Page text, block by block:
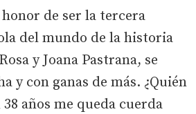
honor de ser la tercera
del mundo de la historia
y Joana Pastrana, se
y con ganas de más. ¿Quién
años me queda cuerda